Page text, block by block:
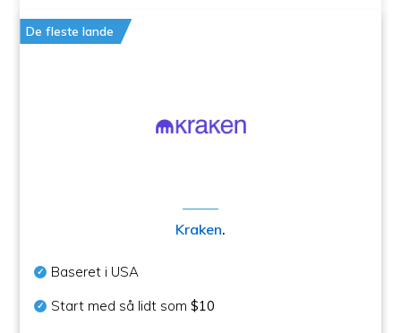
De fleste lande
Kraken.
Baseret i USA
Start med så lidt som$10